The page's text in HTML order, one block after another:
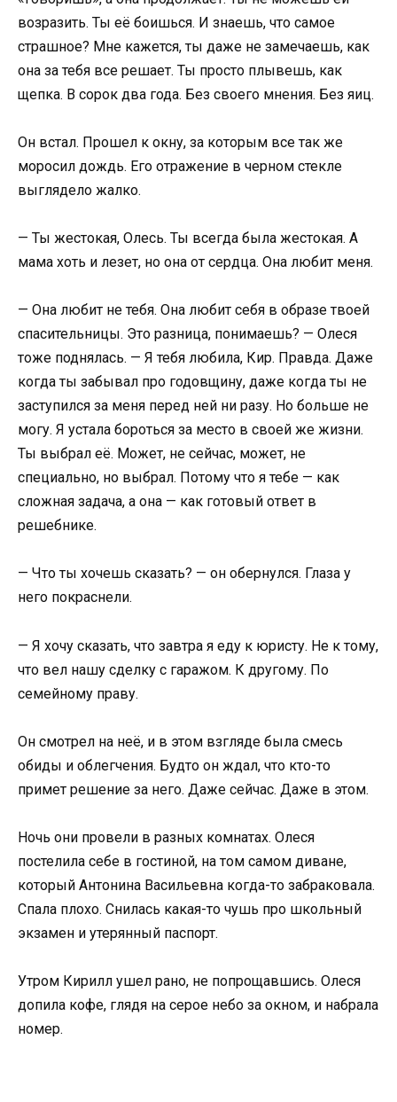
возразить. Ты её боишься. И знаешь, что самое
страшное? Мне кажется, ты даже не замечаешь, как
она за тебя все решает. Ты просто плывешь, как
щепка. В сорок два года. Без своего мнения. Без яиц.
Он встал. Прошел к окну, за которым все так же
моросил дождь. Его отражение в черном стекле
выглядело жалко.
— Ты жестокая, Олесь. Ты всегда была жестокая. А
мама хоть и лезет, но она от сердца. Она любит меня.
— Она любит не тебя. Она любит себя в образе твоей
спасительницы. Это разница, понимаешь? — Олеся
тоже поднялась. — Я тебя любила, Кир. Правда. Даже
когда ты забывал про годовщину, даже когда ты не
заступился за меня перед ней ни разу. Но больше не
могу. Я устала бороться за место в своей же жизни.
Ты выбрал её. Может, не сейчас, может, не
специально, но выбрал. Потому что я тебе — как
сложная задача, а она — как готовый ответ в
решебнике.
— Что ты хочешь сказать? — он обернулся. Глаза у
него покраснели.
— Я хочу сказать, что завтра я еду к юристу. Не к тому,
что вел нашу сделку с гаражом. К другому. По
семейному праву.
Он смотрел на неё, и в этом взгляде была смесь
обиды и облегчения. Будто он ждал, что кто-то
примет решение за него. Даже сейчас. Даже в этом.
Ночь они провели в разных комнатах. Олеся
постелила себе в гостиной, на том самом диване,
который Антонина Васильевна когда-то забраковала.
Спала плохо. Снилась какая-то чушь про школьный
экзамен и утерянный паспорт.
Утром Кирилл ушел рано, не попрощавшись. Олеся
допила кофе, глядя на серое небо за окном, и набрала
номер.